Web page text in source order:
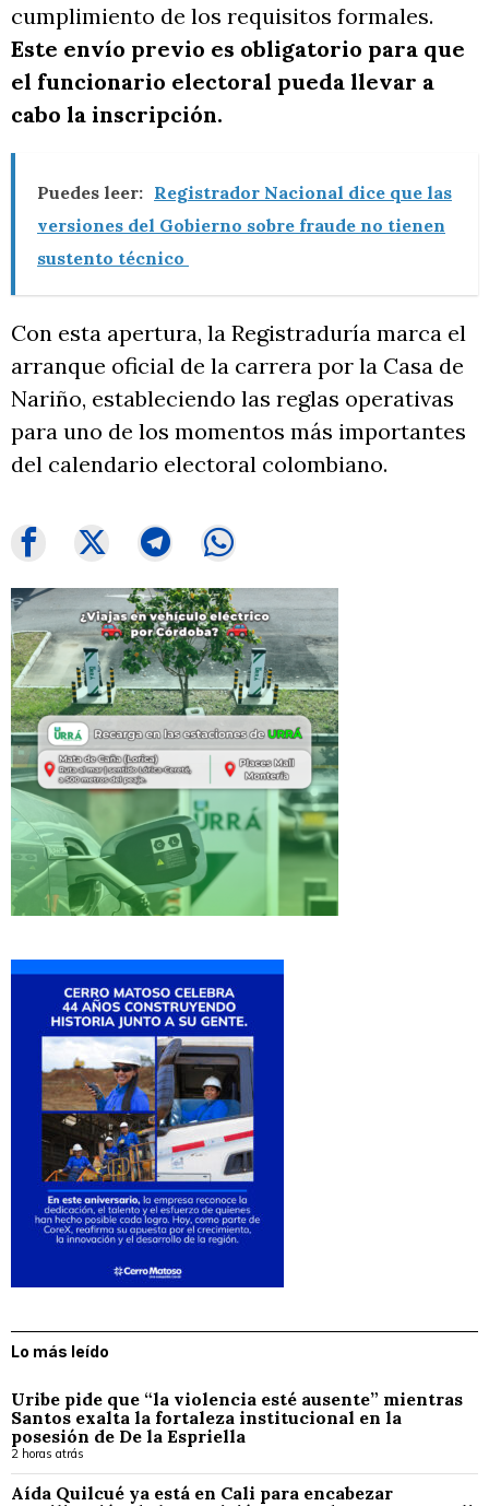
cumplimiento de los requisitos formales.
Este envío previo es obligatorio para que
el funcionario electoral pueda llevar a
cabo la inscripción.
Puedes leer: Registrador Nacional dice que las
versiones del Gobierno sobre fraude no tienen
sustento técnico
Con esta apertura, la Registraduría marca el
arranque oficial de la carrera por la Casa de
Nariño, estableciendo las reglas operativas
para uno de los momentos más importantes
del calendario electoral colombiano.
Lo más leído
Uribe pide que “la violencia esté ausente” mientras
Santos exalta la fortaleza institucional en la
posesión de De la Espriella
2 horas atrás
Aída Quilcué ya está en Cali para encabezar